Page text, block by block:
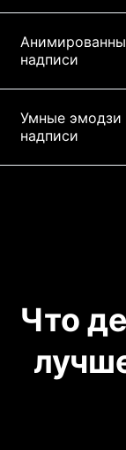
надписи
Умные эмодзи
надписи
Что